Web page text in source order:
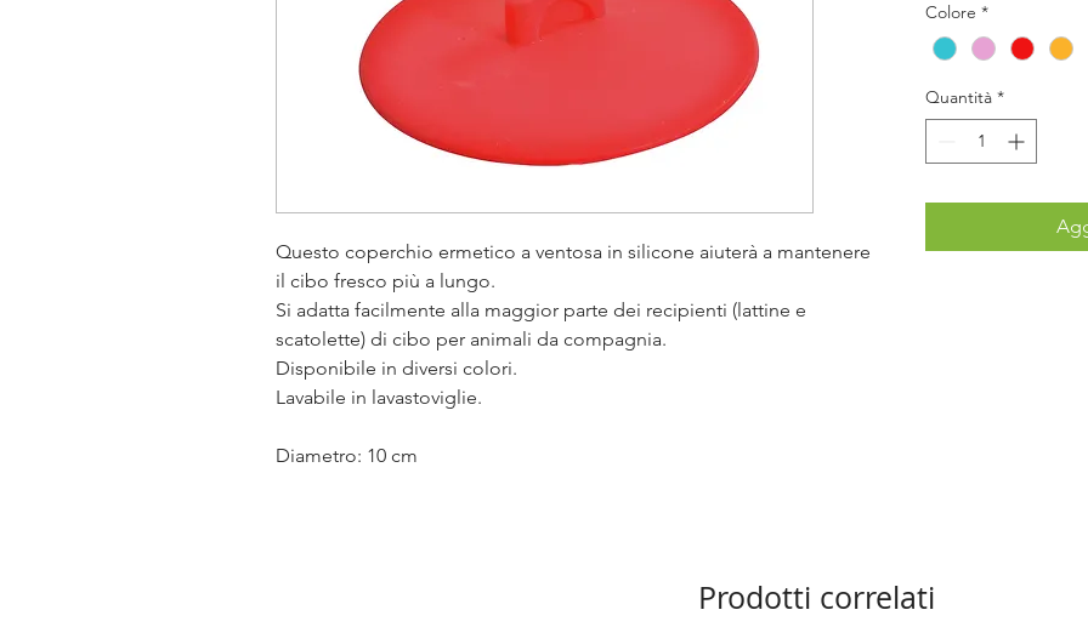
Questo coperchio ermetico a ventosa in silicone aiuterà a mantenere
il cibo fresco più a lungo.
Si adatta facilmente alla maggior parte dei recipienti (lattine e
scatolette) di cibo per animali da compagnia.
Disponibile in diversi colori.
Lavabile in lavastoviglie.
Diametro: 10 cm
Colore *
Quantità *
Prodotti correlati